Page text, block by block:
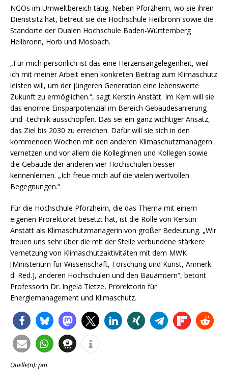
NGOs im Umweltbereich tätig. Neben Pforzheim, wo sie ihren
Dienstsitz hat, betreut sie die Hochschule Heilbronn sowie die
Standorte der Dualen Hochschule Baden-Württemberg
Heilbronn, Horb und Mosbach.
„Für mich persönlich ist das eine Herzensangelegenheit, weil
ich mit meiner Arbeit einen konkreten Beitrag zum Klimaschutz
leisten will, um der jüngeren Generation eine lebenswerte
Zukunft zu ermöglichen.“, sagt Kerstin Anstätt. Im Kern will sie
das enorme Einsparpotenzial im Bereich Gebäudesanierung
und -technik ausschöpfen. Das sei ein ganz wichtiger Ansatz,
das Ziel bis 2030 zu erreichen. Dafür will sie sich in den
kommenden Wochen mit den anderen Klimaschutzmanagern
vernetzen und vor allem die Kolleginnen und Kollegen sowie
die Gebäude der anderen vier Hochschulen besser
kennenlernen. „Ich freue mich auf die vielen wertvollen
Begegnungen.“
Für die Hochschule Pforzheim, die das Thema mit einem
eigenen Prorektorat besetzt hat, ist die Rolle von Kerstin
Anstätt als Klimaschutzmanagerin von großer Bedeutung. „Wir
freuen uns sehr über die mit der Stelle verbundene stärkere
Vernetzung von Klimaschutzaktivitäten mit dem MWK
[Ministerium für Wissenschaft, Forschung und Kunst, Anmerk.
d. Red.], anderen Hochschulen und den Bauämtern“, betont
Professorin Dr. Ingela Tietze, Prorektorin für
Energiemanagement und Klimaschutz.
Quelle(n): pm